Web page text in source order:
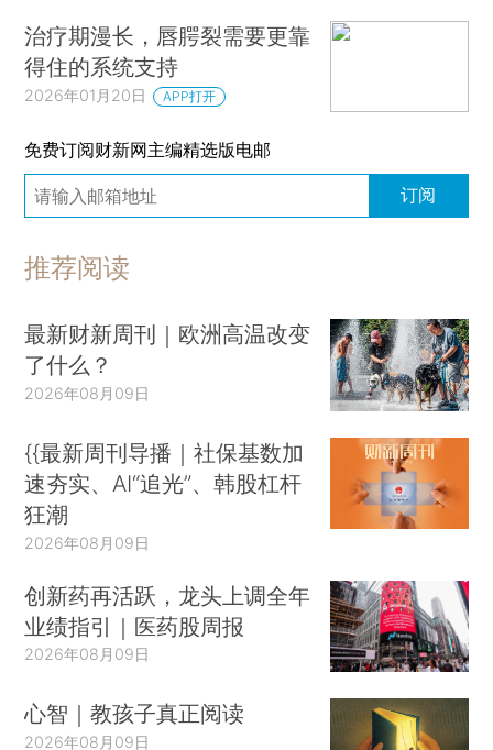
治疗期漫长，唇腭裂需要更靠
得住的系统支持
2026年01月20日 APP打开
免费订阅财新网主编精选版电邮
订阅
推荐阅读
最新财新周刊｜欧洲高温改变
了什么？
2026年08月09日
{{最新周刊导播｜社保基数加
速夯实、AI“追光”、韩股杠杆
狂潮
2026年08月09日
创新药再活跃，龙头上调全年
业绩指引｜医药股周报
2026年08月09日
心智｜教孩子真正阅读
2026年08月09日